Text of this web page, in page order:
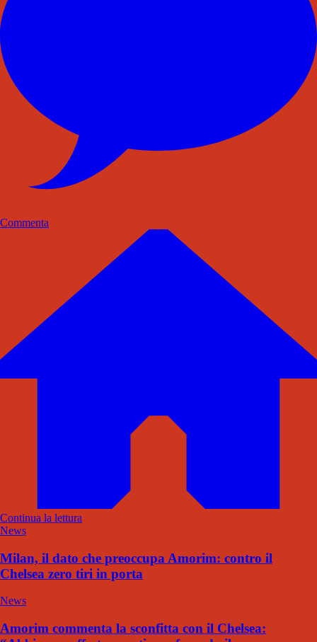
Commenta
Continua la lettura
News
Milan, il dato che preoccupa Amorim: contro il
Chelsea zero tiri in porta
News
Amorim commenta la sconfitta con il Chelsea: